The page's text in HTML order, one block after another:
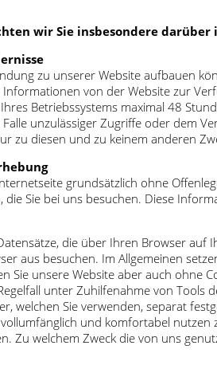
wir Sie insbesondere
zu unserer Website aufbauen
von der Website zur
Betriebssystems maximal 48
unzulässiger Zugriffe oder dem
zu diesen und zu keinem anderen
grundsätzlich ohne
die Sie bei uns besuchen. Diese
die über Ihren Browser
aus besuchen. Im Allgemeinen
Sie unsere Website aber auch ohne
unter Zuhilfenahme von
welchen Sie verwenden, separat
und komfortabel
Zu welchem Zweck die von uns